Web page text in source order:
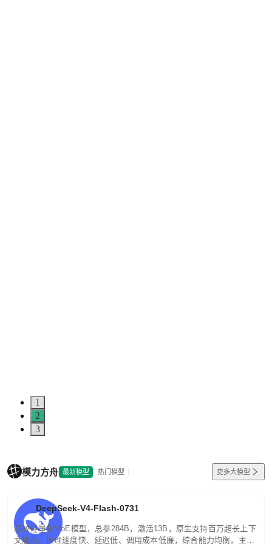
1
2
3
模力方舟 最新模型 热门模型 更多大模型
DeepSeek-V4-Flash-0731
高效轻量化MoE模型，总参284B，激活13B，原生支持百万超长上下
文能力。推理速度快、延迟低、调用成本低廉，综合能力均衡，主打